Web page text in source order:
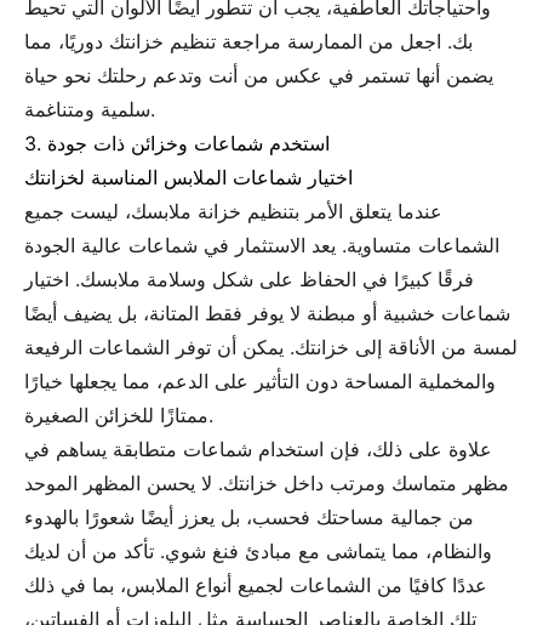
واحتياجاتك العاطفية، يجب أن تتطور أيضًا الألوان التي تحيط
بك. اجعل من الممارسة مراجعة تنظيم خزانتك دوريًا، مما
يضمن أنها تستمر في عكس من أنت وتدعم رحلتك نحو حياة
سلمية ومتناغمة.
3. استخدم شماعات وخزائن ذات جودة
اختيار شماعات الملابس المناسبة لخزانتك
عندما يتعلق الأمر بتنظيم خزانة ملابسك، ليست جميع
الشماعات متساوية. يعد الاستثمار في شماعات عالية الجودة
فرقًا كبيرًا في الحفاظ على شكل وسلامة ملابسك. اختيار
شماعات خشبية أو مبطنة لا يوفر فقط المتانة، بل يضيف أيضًا
لمسة من الأناقة إلى خزانتك. يمكن أن توفر الشماعات الرفيعة
والمخملية المساحة دون التأثير على الدعم، مما يجعلها خيارًا
ممتازًا للخزائن الصغيرة.
علاوة على ذلك، فإن استخدام شماعات متطابقة يساهم في
مظهر متماسك ومرتب داخل خزانتك. لا يحسن المظهر الموحد
من جمالية مساحتك فحسب، بل يعزز أيضًا شعورًا بالهدوء
والنظام، مما يتماشى مع مبادئ فنغ شوي. تأكد من أن لديك
عددًا كافيًا من الشماعات لجميع أنواع الملابس، بما في ذلك
تلك الخاصة بالعناصر الحساسة مثل البلوزات أو الفساتين،